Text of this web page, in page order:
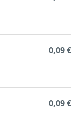
0,09 €
0,09 €